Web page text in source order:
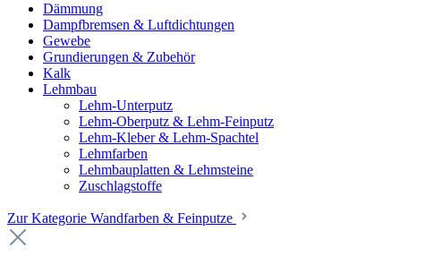
Dämmung
Dampfbremsen & Luftdichtungen
Gewebe
Grundierungen & Zubehör
Kalk
Lehmbau
Lehm-Unterputz
Lehm-Oberputz & Lehm-Feinputz
Lehm-Kleber & Lehm-Spachtel
Lehmfarben
Lehmbauplatten & Lehmsteine
Zuschlagstoffe
Zur Kategorie Wandfarben & Feinputze